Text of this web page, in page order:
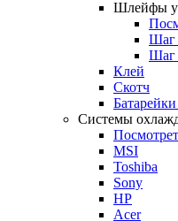
Шлейфы
Шаг
Шаг
Клей
Скотч
Системы
MSI
Toshiba
Sony
HP
Acer